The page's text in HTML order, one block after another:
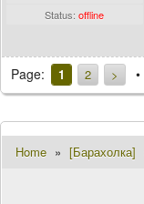
Status:offline
Page: 1 2 >
Home » [Барахолка]